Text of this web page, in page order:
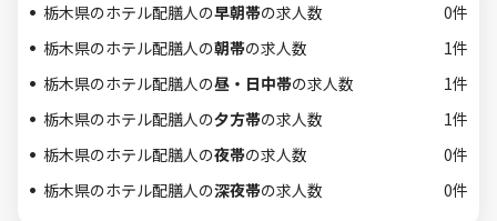
栃木県のホテル配膳人の早朝帯の求人数
0件
栃木県のホテル配膳人の朝帯の求人数
1件
栃木県のホテル配膳人の昼・日中帯の求人数
1件
栃木県のホテル配膳人の夕方帯の求人数
1件
栃木県のホテル配膳人の夜帯の求人数
0件
栃木県のホテル配膳人の深夜帯の求人数 0件